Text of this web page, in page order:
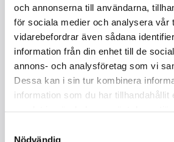
och annonserna till användarna,
för sociala medier och analysera vår
vidarebefordrar även sådana
information från din enhet till de
annons- och analysföretag som vi
Dessa kan i sin tur kombinera
information som du har tillhandahållit
Nödvändig
MALMSJÖ 130,